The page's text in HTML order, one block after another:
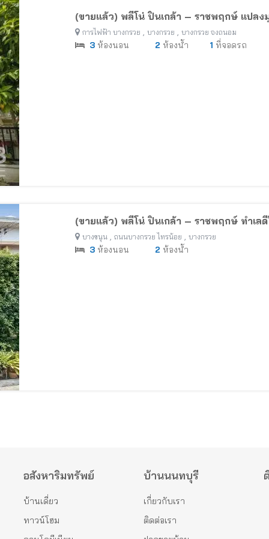
(ขายแล้ว) พลีโน่ ปิ่นเกล้า – ราชพฤกษ์ แปลง
การไฟฟ้า บางกรวย บางกรวย บางกรวย จงถนอม
3ห้องนอน 2 ห้องน้ำ 1 ที่จอดรถ
(ขายแล้ว) พลีโน่ ปิ่นเกล้า – ราชพฤกษ์ ทำเล
บางขนุน ถนนบางกรวย ไทรน้อย บางกรวย
3ห้องนอน 2 ห้องน้ำ
อสังหาริมทรัพย์
บ้านเดี่ยว
ทาวน์โฮม
บ้านนนทบุรี
เกี่ยวกับเรา
ติดต่อเรา